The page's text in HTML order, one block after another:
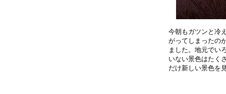
今朝もガツンと冷
がってしまったの
ました。地元でい
いない景色はたく